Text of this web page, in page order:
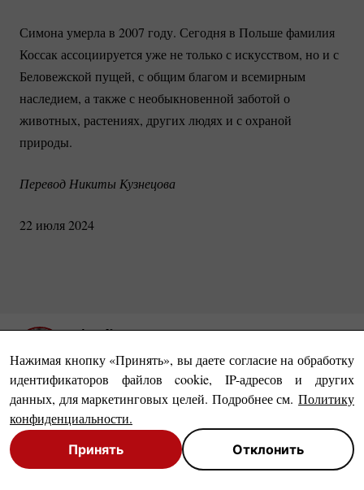
Симона умерла в 2007 году. Сегодня в Польше фамилия
Коссак ассоциируется уже не только с искусством, но и с
Беловежской пущей, с общим благом и всемирным
наследием, а также с необыкновенной заботой о
животных, растениях, других людях и с охраной
природы.
Перевод Никиты Кузнецова
22 июля 2024
Анна Каминьская
Автор биографических бестселлеров, в
частности, книги «Симона. История
невероятной жизни Симоны Коссак», по
мотивам которой снят художественный фильм.
Книга «Ванда. Рассказ о силе жизни и смерти.
История Ванды Руткевич», помимо Польши,
Все тексты
Нажимая кнопку «Принять», вы даете согласие на обработку
идентификаторов файлов cookie, IP-адресов и других
данных, для маркетинговых целей. Подробнее см. Политику
конфиденциальности.
Принять Отклонить